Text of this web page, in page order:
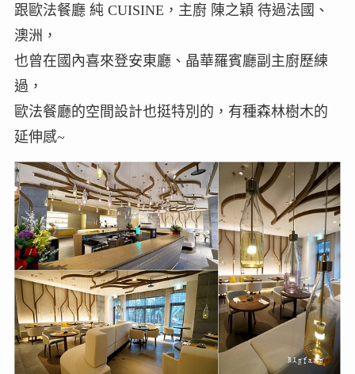
跟歐法餐廳 純 CUISINE，主廚 陳之穎 待過法國、
澳洲，
也曾在國內喜來登安東廳、晶華羅賓廳副主廚歷練
過，
歐法餐廳的空間設計也挺特別的，有種森林樹木的
延伸感~